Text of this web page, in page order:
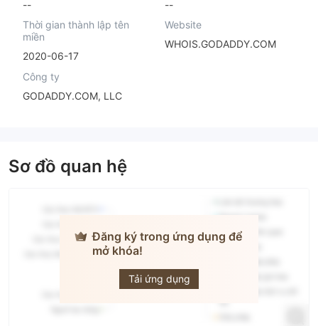
--
--
Thời gian thành lập tên
miền
2020-06-17
Website
WHOIS.GODADDY.COM
Công ty
GODADDY.COM, LLC
Sơ đồ quan hệ
Đăng ký trong ứng dụng để
mở khóa!
Tải ứng dụng
ZHONGZHOU